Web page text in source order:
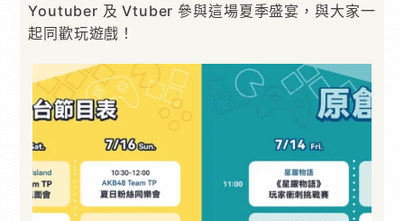
Youtuber 及 Vtuber 參與這場夏季盛宴，與大家一
起同歡玩遊戲！